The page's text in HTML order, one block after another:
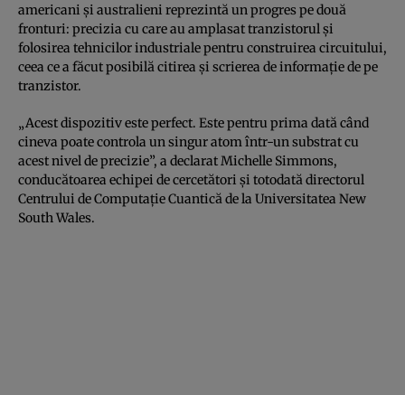
americani şi australieni reprezintă un progres pe două
fronturi: precizia cu care au amplasat tranzistorul şi
folosirea tehnicilor industriale pentru construirea circuitului,
ceea ce a făcut posibilă citirea şi scrierea de informaţie de pe
tranzistor.
„Acest dispozitiv este perfect. Este pentru prima dată când
cineva poate controla un singur atom într-un substrat cu
acest nivel de precizie”, a declarat Michelle Simmons,
conducătoarea echipei de cercetători şi totodată directorul
Centrului de Computaţie Cuantică de la Universitatea New
South Wales.